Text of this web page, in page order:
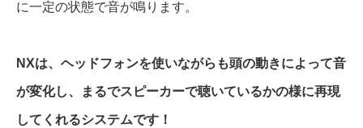
に一定の状態で音が鳴ります。
NXは、ヘッドフォンを使いながらも頭の動きによって音
が変化し、まるでスピーカーで聴いているかの様に再現
してくれるシステムです！